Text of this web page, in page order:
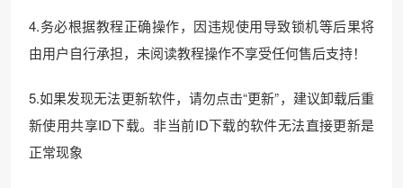
4.务必根据教程正确操作，因违规使用导致锁机等后果将
由用户自行承担，未阅读教程操作不享受任何售后支持！
5.如果发现无法更新软件，请勿点击“更新”，建议卸载后重
新使用共享ID下载。非当前ID下载的软件无法直接更新是
正常现象